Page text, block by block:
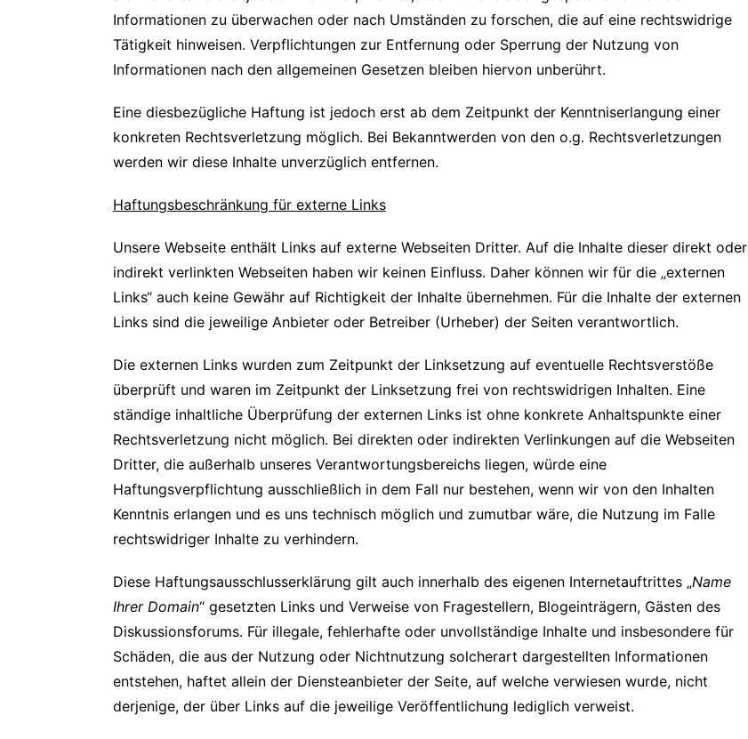
Informationen zu überwachen oder nach Umständen zu forschen, die auf eine rechtswidrige
Tätigkeit hinweisen. Verpflichtungen zur Entfernung oder Sperrung der Nutzung von
Informationen nach den allgemeinen Gesetzen bleiben hiervon unberührt.
Eine diesbezügliche Haftung ist jedoch erst ab dem Zeitpunkt der Kenntniserlangung einer
konkreten Rechtsverletzung möglich. Bei Bekanntwerden von den o.g. Rechtsverletzungen
werden wir diese Inhalte unverzüglich entfernen.
Haftungsbeschränkung für externe Links
Unsere Webseite enthält Links auf externe Webseiten Dritter. Auf die Inhalte dieser direkt oder
indirekt verlinkten Webseiten haben wir keinen Einfluss. Daher können wir für die „externen
Links“ auch keine Gewähr auf Richtigkeit der Inhalte übernehmen. Für die Inhalte der externen
Links sind die jeweilige Anbieter oder Betreiber (Urheber) der Seiten verantwortlich.
Die externen Links wurden zum Zeitpunkt der Linksetzung auf eventuelle Rechtsverstöße
überprüft und waren im Zeitpunkt der Linksetzung frei von rechtswidrigen Inhalten. Eine
ständige inhaltliche Überprüfung der externen Links ist ohne konkrete Anhaltspunkte einer
Rechtsverletzung nicht möglich. Bei direkten oder indirekten Verlinkungen auf die Webseiten
Dritter, die außerhalb unseres Verantwortungsbereichs liegen, würde eine
Haftungsverpflichtung ausschließlich in dem Fall nur bestehen, wenn wir von den Inhalten
Kenntnis erlangen und es uns technisch möglich und zumutbar wäre, die Nutzung im Falle
rechtswidriger Inhalte zu verhindern.
Diese Haftungsausschlusserklärung gilt auch innerhalb des eigenen Internetauftrittes „Name
Ihrer Domain“ gesetzten Links und Verweise von Fragestellern, Blogeinträgern, Gästen des
Diskussionsforums. Für illegale, fehlerhafte oder unvollständige Inhalte und insbesondere für
Schäden, die aus der Nutzung oder Nichtnutzung solcherart dargestellten Informationen
entstehen, haftet allein der Diensteanbieter der Seite, auf welche verwiesen wurde, nicht
derjenige, der über Links auf die jeweilige Veröffentlichung lediglich verweist.